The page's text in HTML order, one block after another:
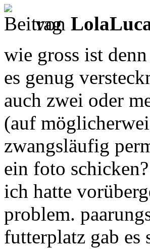
von
wie gross ist
es genug
auch zwei oder
(auf
zwangsläufig
ein foto schicken?
ich hatte
problem.
futterplatz gab es